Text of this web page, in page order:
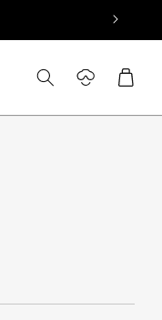
connecter
Panier